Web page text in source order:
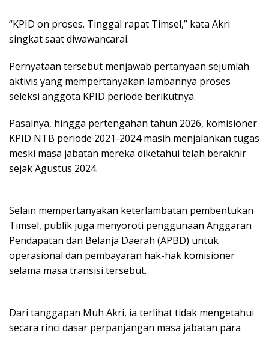
“KPID on proses. Tinggal rapat Timsel,” kata Akri
singkat saat diwawancarai.
Pernyataan tersebut menjawab pertanyaan sejumlah
aktivis yang mempertanyakan lambannya proses
seleksi anggota KPID periode berikutnya.
Pasalnya, hingga pertengahan tahun 2026, komisioner
KPID NTB periode 2021-2024 masih menjalankan tugas
meski masa jabatan mereka diketahui telah berakhir
sejak Agustus 2024.
Selain mempertanyakan keterlambatan pembentukan
Timsel, publik juga menyoroti penggunaan Anggaran
Pendapatan dan Belanja Daerah (APBD) untuk
operasional dan pembayaran hak-hak komisioner
selama masa transisi tersebut.
Dari tanggapan Muh Akri, ia terlihat tidak mengetahui
secara rinci dasar perpanjangan masa jabatan para